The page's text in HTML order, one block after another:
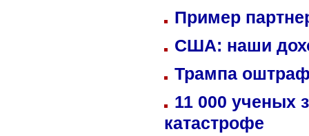
Пример
США: наши
Трампа
11 000 ученых
катастрофе